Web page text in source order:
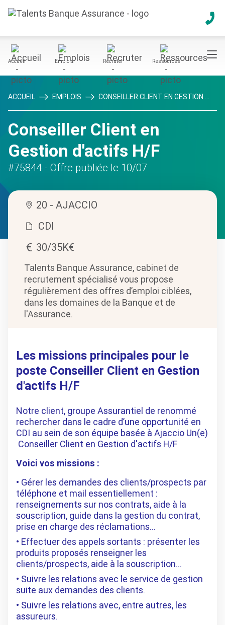
Accueil Emplois Recruter Ressources
ACCUEIL EMPLOIS CONSEILLER CLIENT EN GESTION ...
Conseiller Client en
Gestion d'actifs H/F
#75844 - Offre publiée le 10/07
20 - AJACCIO
CDI
30/35K€
Talents Banque Assurance, cabinet de
recrutement spécialisé vous propose
régulièrement des offres d’emploi ciblées,
dans les domaines de la Banque et de
l'Assurance.
Les missions principales pour le
poste Conseiller Client en Gestion
d'actifs H/F
Notre client, groupe Assurantiel de renommé
rechercher dans le cadre d’une opportunité en
CDI au sein de son équipe basée à Ajaccio Un(e)
Conseiller Client en Gestion d'actifs H/F
Voici vos missions :
Gérer les demandes des clients/prospects par
téléphone et mail essentiellement :
renseignements sur nos contrats, aide à la
souscription, guide dans la gestion du contrat,
prise en charge des réclamations…
Effectuer des appels sortants : présenter les
produits proposés renseigner les
clients/prospects, aide à la souscription…
Suivre les relations avec le service de gestion
suite aux demandes des clients.
Suivre les relations avec, entre autres, les
assureurs.